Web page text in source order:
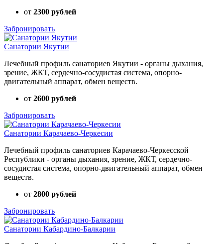
от 2300 рублей
Забронировать
Санатории Якутии
Лечебный профиль санаториев Якутии - органы дыхания,
зрение, ЖКТ, сердечно-сосудистая система, опорно-
двигательный аппарат, обмен веществ.
от 2600 рублей
Забронировать
Санатории Карачаево-Черкесии
Лечебный профиль санаториев Карачаево-Черкесской
Республики - органы дыхания, зрение, ЖКТ, сердечно-
сосудистая система, опорно-двигательный аппарат, обмен
веществ.
от 2800 рублей
Забронировать
Санатории Кабардино-Балкарии